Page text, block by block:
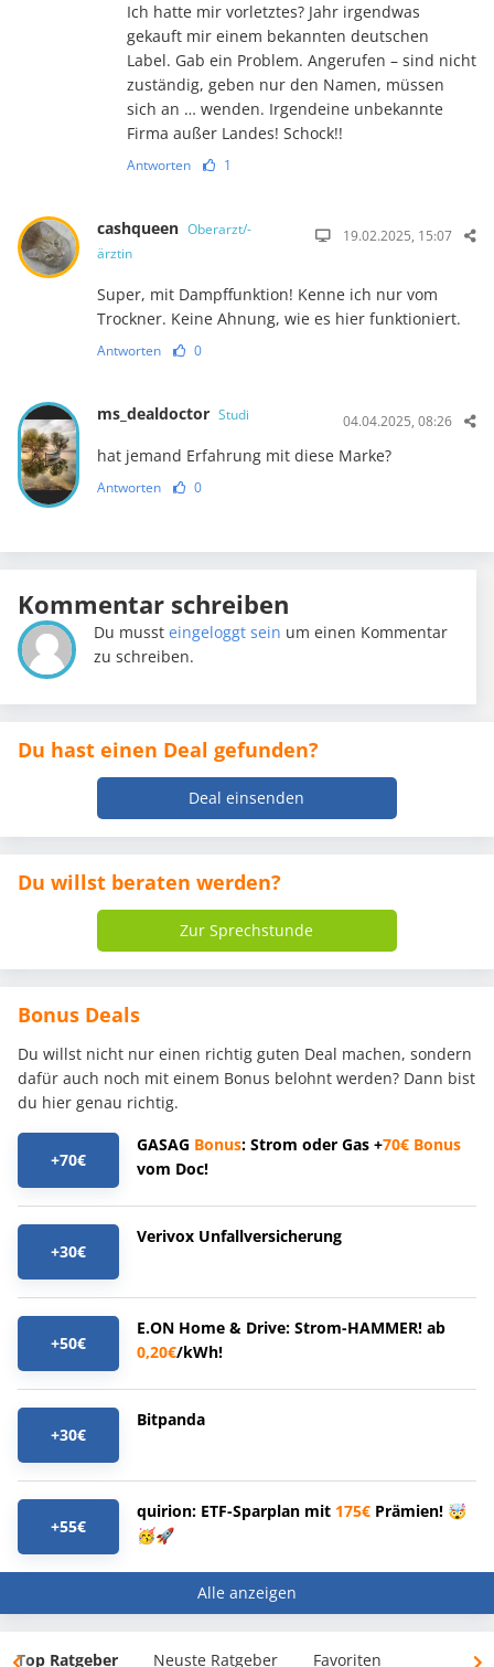
Ich hatte mir vorletztes? Jahr irgendwas
gekauft mir einem bekannten deutschen
Label. Gab ein Problem. Angerufen – sind nicht
zuständig, geben nur den Namen, müssen
sich an … wenden. Irgendeine unbekannte
Firma außer Landes! Schock!!
Antworten 1
cashqueen Oberarzt/-
ärztin
19.02.2025, 15:07
Super, mit Dampffunktion! Kenne ich nur vom
Trockner. Keine Ahnung, wie es hier funktioniert.
Antworten 0
ms_dealdoctor Studi 04.04.2025, 08:26
hat jemand Erfahrung mit diese Marke?
Antworten 0
Kommentar schreiben
Du mussteingeloggt sein um einen Kommentar
zu schreiben.
Du hast einen Deal gefunden?
Deal einsenden
Du willst beraten werden?
Zur Sprechstunde
Bonus Deals
Du willst nicht nur einen richtig guten Deal machen, sondern
dafür auch noch mit einem Bonus belohnt werden? Dann bist
du hier genau richtig.
+70€
GASAG Bonus: Strom oder Gas +70€ Bonus
vom Doc!
+30€
Verivox Unfallversicherung
+50€
E.ON Home & Drive: Strom-HAMMER! ab
0,20€/kWh!
+30€
Bitpanda
+55€
quirion: ETF-Sparplan mit 175€ Prämien! 🤯
🥳🚀
Alle anzeigen
Top Ratgeber Neuste Ratgeber Favoriten